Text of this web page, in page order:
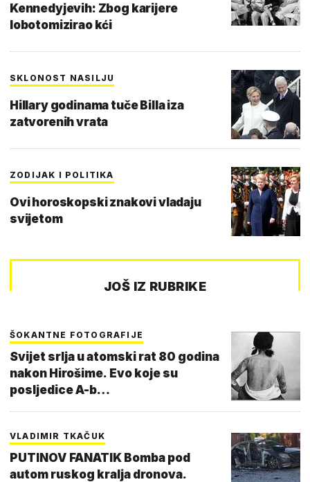
Kennedyjevih: Zbog karijere
lobotomizirao kći
SKLONOST NASILJU
Hillary godinama tuče Billa iza
zatvorenih vrata
ZODIJAK I POLITIKA
Ovi horoskopski znakovi vladaju
svijetom
JOŠ IZ RUBRIKE
ŠOKANTNE FOTOGRAFIJE
Svijet srlja u atomski rat 80 godina
nakon Hirošime. Evo koje su
posljedice A-b…
VLADIMIR TKAČUK
PUTINOV FANATIK Bomba pod
autom ruskog kralja dronova.